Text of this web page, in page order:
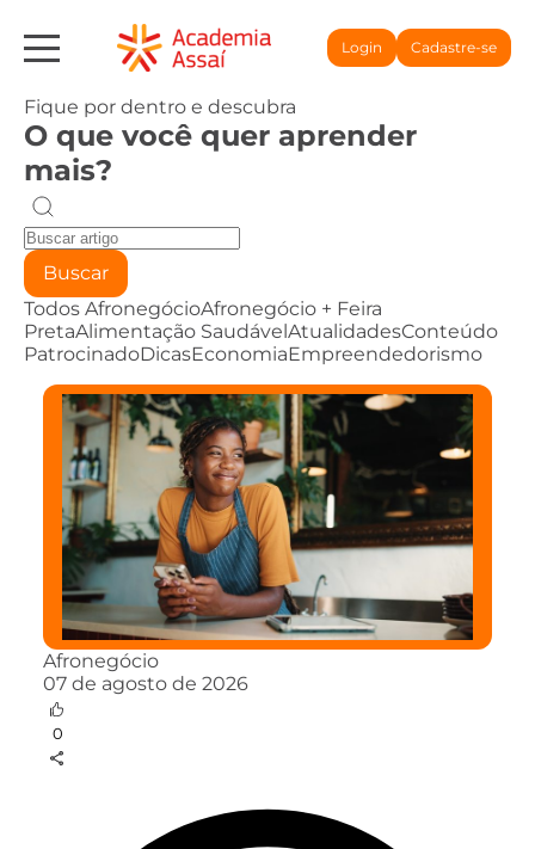
Login Cadastre-se
Fique por dentro e descubra
O que você quer aprender
mais?
Buscar
Todos AfronegócioAfronegócio + Feira
PretaAlimentação SaudávelAtualidadesConteúdo
PatrocinadoDicasEconomiaEmpreendedorismo
Afronegócio
07 de agosto de 2026
0